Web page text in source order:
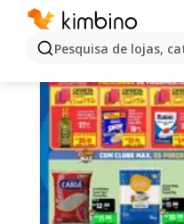
Pesquisa de lojas,